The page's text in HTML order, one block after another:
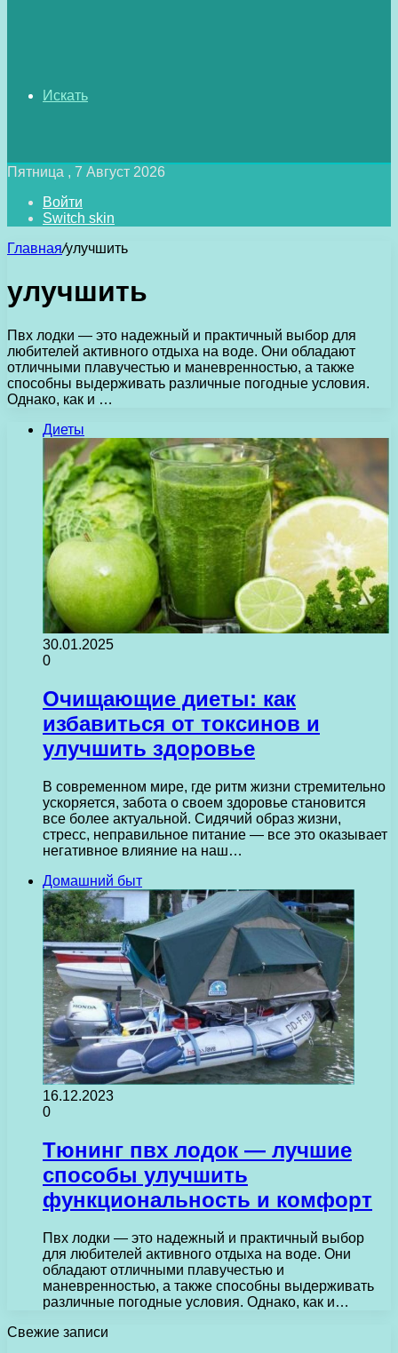
Искать
Пятница , 7 Август 2026
Войти
Switch skin
Главная/улучшить
улучшить
Пвх лодки — это надежный и практичный выбор для
любителей активного отдыха на воде. Они обладают
отличными плавучестью и маневренностью, а также
способны выдерживать различные погодные условия.
Однако, как и …
Диеты
30.01.2025
0
Очищающие диеты: как
избавиться от токсинов и
улучшить здоровье
В современном мире, где ритм жизни стремительно
ускоряется, забота о своем здоровье становится
все более актуальной. Сидячий образ жизни,
стресс, неправильное питание — все это оказывает
негативное влияние на наш…
Домашний быт
16.12.2023
0
Тюнинг пвх лодок — лучшие
способы улучшить
функциональность и комфорт
Пвх лодки — это надежный и практичный выбор
для любителей активного отдыха на воде. Они
обладают отличными плавучестью и
маневренностью, а также способны выдерживать
различные погодные условия. Однако, как и…
Свежие записи